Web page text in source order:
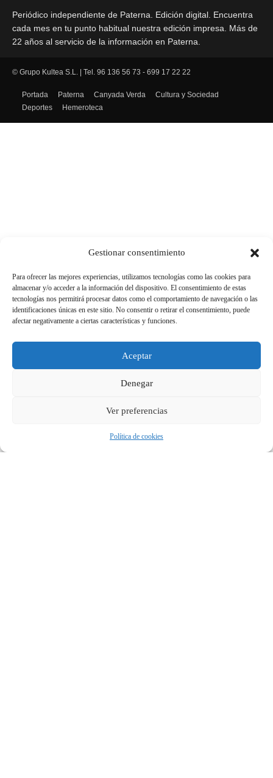
Gestionar consentimiento
Para ofrecer las mejores experiencias, utilizamos tecnologías como las cookies para
almacenar y/o acceder a la información del dispositivo. El consentimiento de estas
tecnologías nos permitirá procesar datos como el comportamiento de navegación o las
identificaciones únicas en este sitio. No consentir o retirar el consentimiento, puede
afectar negativamente a ciertas características y funciones.
Aceptar
Denegar
Ver preferencias
Política de cookies
Periódico independiente de Paterna. Edición digital. Encuentra
cada mes en tu punto habitual nuestra edición impresa. Más de
22 años al servicio de la información en Paterna.
SÍGUENOS
© Grupo Kultea S.L. | Tel. 96 136 56 73 - 699 17 22 22
Portada Paterna Canyada Verda
Cultura y Sociedad
Deportes
Hemeroteca